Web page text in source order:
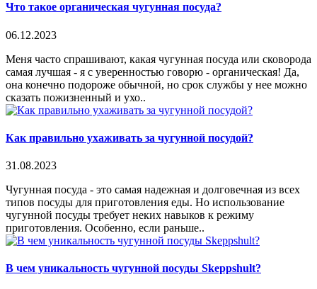
Что такое органическая чугунная посуда?
06.12.2023
Меня часто спрашивают, какая чугунная посуда или сковорода
самая лучшая - я с уверенностью говорю - органическая! Да,
она конечно подороже обычной, но срок службы у нее можно
сказать пожизненный и ухо..
Как правильно ухаживать за чугунной посудой?
31.08.2023
Чугунная посуда - это самая надежная и долговечная из всех
типов посуды для приготовления еды. Но использование
чугунной посуды требует неких навыков к режиму
приготовления. Особенно, если раньше..
В чем уникальность чугунной посуды Skeppshult?